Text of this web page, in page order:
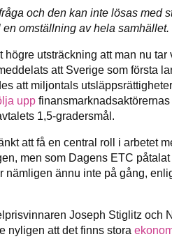
och den kan inte lösas med
omställning av hela samhället.
utsträckning att man nu
att Sverige som första
att miljontals
upp
1,5-gradersmål.
att få en central roll i arbetet
men som Dagens ETC
nämligen ännu inte på gång,
Joseph Stiglitz och
nyligen att det finns stora